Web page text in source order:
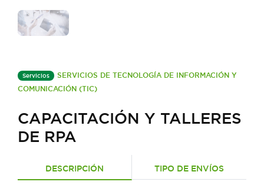
Servicios
SERVICIOS DE TECNOLOGÍA DE INFORMACIÓN Y
COMUNICACIÓN (TIC)
CAPACITACIÓN Y TALLERES
DE RPA
DESCRIPCIÓN TIPO DE ENVÍOS